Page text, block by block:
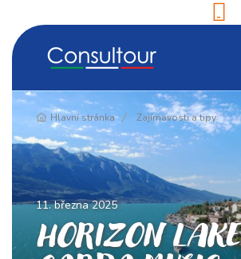
Hlavní stránka Zajímavosti a tipy
11. března 2025
HORIZON LAKE